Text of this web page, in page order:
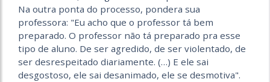
Na outra ponta do processo, pondera sua
professora: "Eu acho que o professor tá bem
preparado. O professor não tá preparado pra esse
tipo de aluno. De ser agredido, de ser violentado, de
ser desrespeitado diariamente. (…) E ele sai
desgostoso, ele sai desanimado, ele se desmotiva".